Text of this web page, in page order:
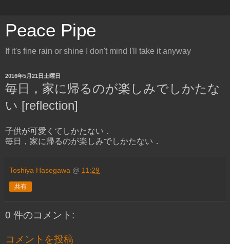
Peace Pipe
If it's fine rain or shine I don't mind I'll take it anyway
2016年5月21日土曜日
毎日，家に帰るのが楽しみでしかたな
い [reflection]
子供が可愛くてしかたない．
毎日，家に帰るのが楽しみでしかたない．
Toshiya Hasegawa @ 11:29
共有
0 件のコメント:
コメントを投稿